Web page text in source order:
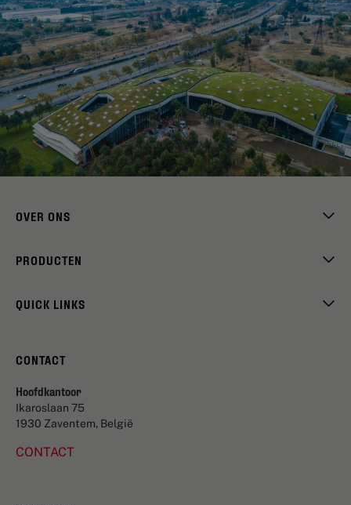
OVER ONS
PRODUCTEN
QUICK LINKS
CONTACT
Hoofdkantoor
Ikaroslaan 75
1930 Zaventem, België
CONTACT